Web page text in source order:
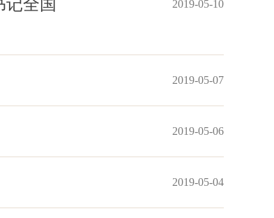
全国
2019-05-10
2019-05-07
2019-05-06
2019-05-04